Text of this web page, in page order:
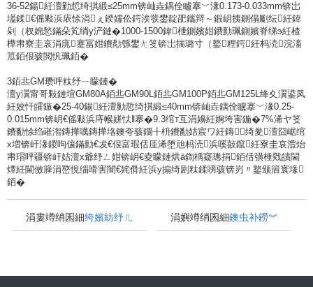
36-52鍚紝澶勭悊绮掑緞≤25mm锛屾垚鍝佺矑搴﹀湪0.173-0.033mm锛岀
壒鍒€傜敤浜庡悇涓ぇ鍨嬬伀鍔涘彂鐢靛巶鑴辩～鍜岄挗鍘傝劚纭紝鍏
剁（杈婂悐鏋朵笂绱у浐鏈�1000-1500鍏枻鍘嬪姏鐨勯珮鍘嬪脊绨э紝楂
樺帇寮圭哀涓庣蹇冨姏鐨勪綔鐢ㄤ笅锛岀揣璐寸（鐜粴鍔紝杩涜浣滀
笟銆佷骇閲忛珮銆�
3銆丠GM瓒呯粏纾ㄧ矇鏈�
澶у瀷甯哥敤鏈塇GM80A銆丠GM90L銆丠GM100P銆丠GM125L绛夊瀷鍙凤
紝姣忓皬鏃�25-40鍚紝澶勭悊绮掑緞≤40mm锛屾垚鍝佺矑搴﹀湪0.25-
0.015mm锛岄€傜敤浜庤帿姘忕‖搴�9.3绾т互涓嬶紝婀垮害鍦�7%浠ヤ笅
鐨勫悇绉嶉潪鏄撶噧鏄撶垎鐭夸骇鐗╂枡鐨勫姞宸ワ紝鏄（绮夎澶囧崌绾
х増锛屽湪鍐呴儴鏋勯€犮€佷富瑕佸厓浠堕兘杩涜浜嗘敼鑹紝寮圭哀澧炲
帇瑁呯疆锛屽姞澶х爺纾ㄥ姏锛岄€夌矇鏈烘ā鍧楀寲璁捐銆佸彉棰戣皟閫
燂紝閫傚簲涓嶅悓缁嗗害闇€姹傦紝浜у搧绮剧粏鍒嗙骇锛岃〃鐜颁篃寰堟
銆�
涓婁竴绡囷細绔嬪紡纾ㄦ 涓嬩竴绡囷細鐭虫补鐒︾